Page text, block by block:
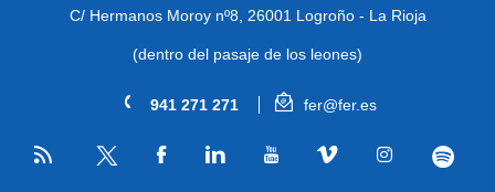
C/ Hermanos Moroy nº8, 26001 Logroño - La Rioja
(dentro del pasaje de los leones)
941 271 271 fer@fer.es
RSS